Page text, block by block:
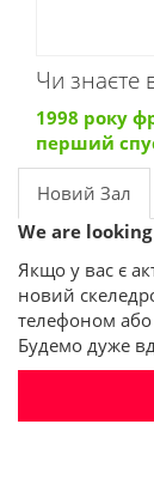
Чи знаєте
1998 року
перший
Новий Зал
We are
Якщо у вас є
новий
телефоном
Будемо дуже